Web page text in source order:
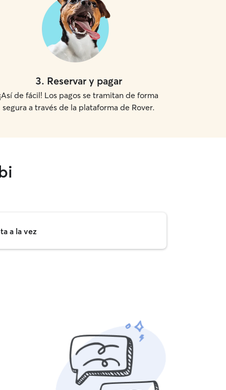
3. Reservar y pagar
¡Así de fácil! Los pagos se tramitan de forma
segura a través de la plataforma de Rover.
a la vez